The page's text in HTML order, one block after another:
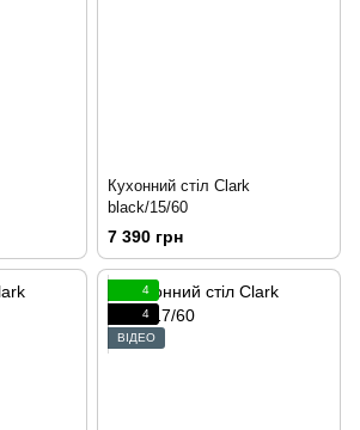
Кухонний стіл Clark
black/15/60
7 390 грн
4
4
ВІДЕО